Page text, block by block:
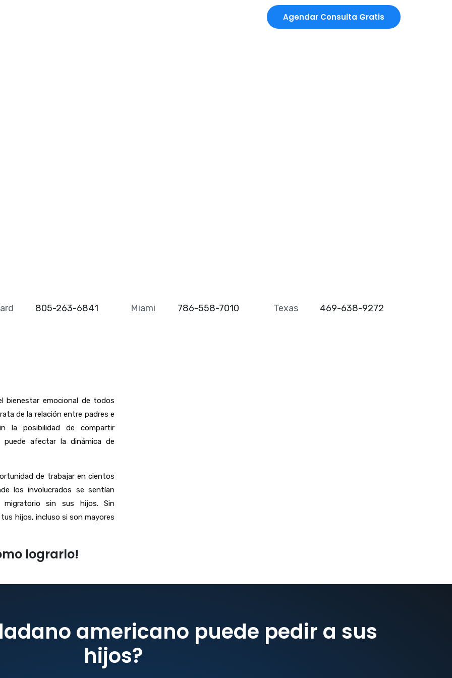
Agendar Consulta Gratis
805-263-6841 Miami 786-558-7010 Texas 469-638-9272
bienestar emocional de todos
de la relación entre padres e
la posibilidad de compartir
puede afectar la dinámica de
de trabajar en cientos
los involucrados se sentían
sin sus hijos. Sin
hijos, incluso si son mayores
lograrlo!
americano puede pedir a sus
hijos?